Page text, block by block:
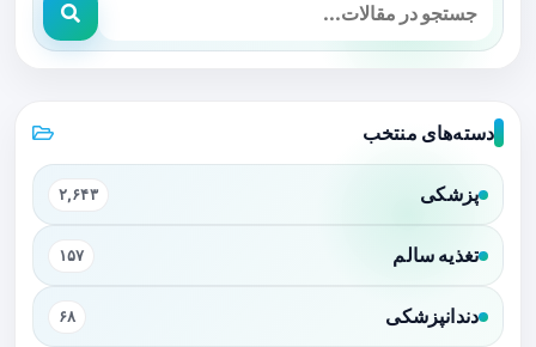
دسته‌های منتخب
پزشکی ۲,۶۴۳
تغذیه سالم ۱۵۷
دندانپزشکی ۶۸